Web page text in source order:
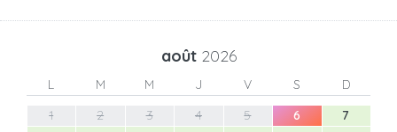
août 2026
L M M J V S
D
1
2 3 4 5 6
7